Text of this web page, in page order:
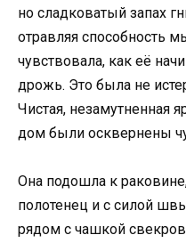
но сладковатый запах
отравляя способность
чувствовала, как её
дрожь. Это была не
Чистая, незамутненная
дом были осквернены
Она подошла к
полотенец и с силой
рядом с чашкой